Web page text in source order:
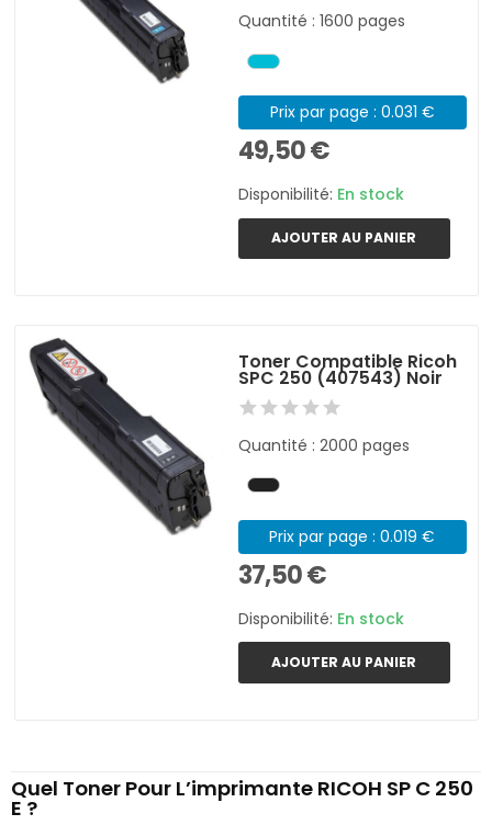
Quantité : 1600 pages
Prix par page : 0.031 €
49,50 €
Disponibilité: En stock
AJOUTER AU PANIER
Toner Compatible Ricoh
SPC 250 (407543) Noir
Quantité : 2000 pages
Prix par page : 0.019 €
37,50 €
Disponibilité: En stock
AJOUTER AU PANIER
Quel Toner Pour L’imprimante RICOH SP C 250
E ?